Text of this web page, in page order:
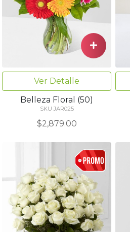
Ver Detalle
Belleza Floral (50)
SKU JAR025
$2,879.00